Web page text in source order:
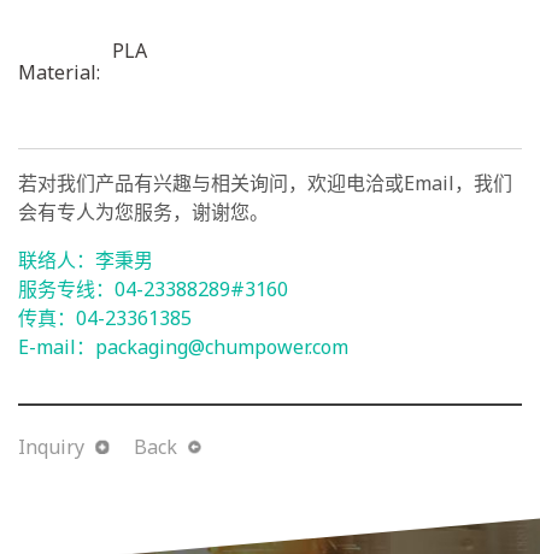
Material:
PLA
若对我们产品有兴趣与相关询问，欢迎电洽或Email，我们
会有专人为您服务，谢谢您。
联络人：李秉男
服务专线：04-23388289#3160
传真：04-23361385
E-mail： packaging@chumpower.com
Inquiry Back